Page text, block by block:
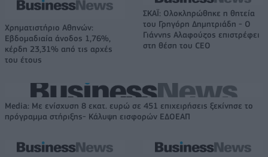
Χρηματιστήριο Αθηνών:
Εβδομαδιαία άνοδος 1,76%,
κέρδη 23,31% από τις αρχές
του έτους
ΣΚΑΪ: Ολοκληρώθηκε η θητεία
του Γρηγόρη Δημητριάδη - Ο
Γιάννης Αλαφούζος επιστρέφει
στη θέση του CEO
Media: Με ενίσχυση 8 εκατ. ευρώ σε 451 επιχειρήσεις ξεκίνησε το
πρόγραμμα στήριξης- Κάλυψη εισφορών ΕΔΟΕΑΠ